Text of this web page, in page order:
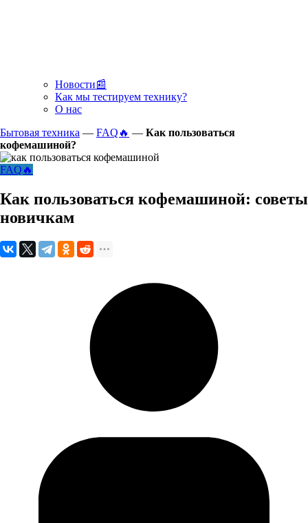
Новости📰
Как мы тестируем технику?
О нас
Бытовая техника — FAQ🔥 — Как пользоваться
кофемашиной?
FAQ🔥
Как пользоваться кофемашиной: советы
новичкам